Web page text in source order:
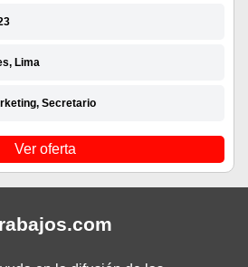
Lima
Secretario
Ver oferta
.com